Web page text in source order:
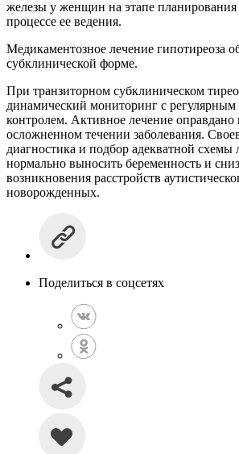
железы у женщин на этапе планирования
процессе ее ведения.
Медикаментозное лечение гипотиреоза
субклинической форме.
При транзиторном субклиническом
динамический мониторинг с
контролем. Активное лечение
осложненном течении заболевания.
диагностика и подбор адекватной схемы
нормально выносить беременность и
возникновения расстройств
новорожденных.
Поделиться в соцсетях